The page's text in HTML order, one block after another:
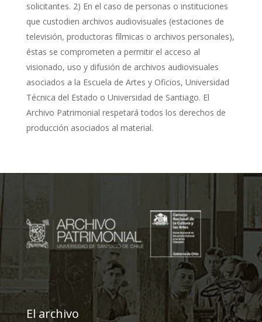
solicitantes. 2) En el caso de personas o instituciones
que custodien archivos audiovisuales (estaciones de
televisión, productoras fílmicas o archivos personales),
éstas se comprometen a permitir el acceso al
visionado, uso y difusión de archivos audiovisuales
asociados a la Escuela de Artes y Oficios, Universidad
Técnica del Estado o Universidad de Santiago. El
Archivo Patrimonial respetará todos los derechos de
producción asociados al material.
El archivo